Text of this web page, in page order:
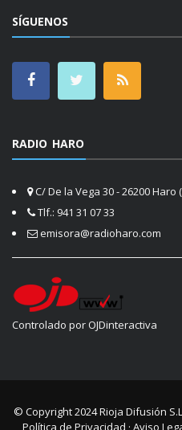
SÍGUENOS
RADIO HARO
C/ De la Vega 30 - 26200 Haro
Tlf.: 941 31 07 33
emisora@radioharo.com
Controlado por OJDinteractiva
© Copyright 2024Rioja Difusión
Política de Privacidad · Aviso